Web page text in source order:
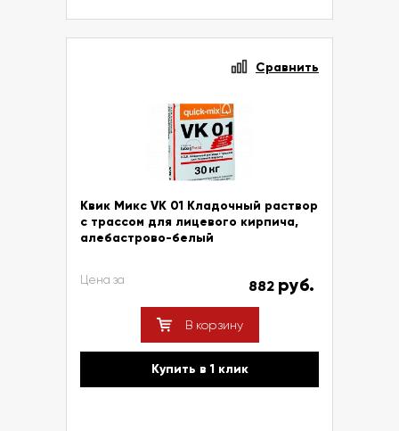
Сравнить
Квик Микс VK 01 Кладочный раствор
с трассом для лицевого кирпича,
алебастрово-белый
Цена за 882 руб.
В корзину
Купить в 1 клик